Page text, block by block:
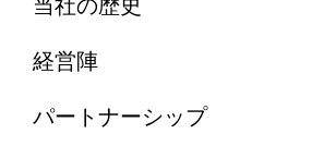
当社の歴史
経営陣
パートナーシップ